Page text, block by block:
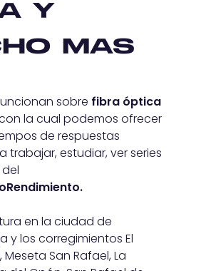
Y
MÁS
sobre fibra óptica
la cual podemos ofrecer
de respuestas
trabajar, estudiar, ver series
en la ciudad de
y los corregimientos El
Meseta San Rafael, La